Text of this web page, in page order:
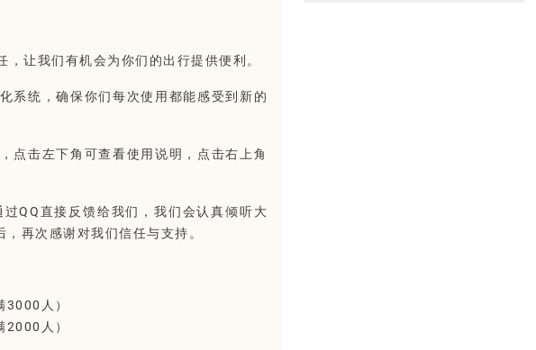
让我们有机会为你们的出行提供便利。
系统，确保你们每次使用都能感受到新的
点击左下角可查看使用说明 ，点击右上角
QQ直接反馈给我们，我们会认真倾听大
，再次感谢对我们信任与支持。
人）
人）